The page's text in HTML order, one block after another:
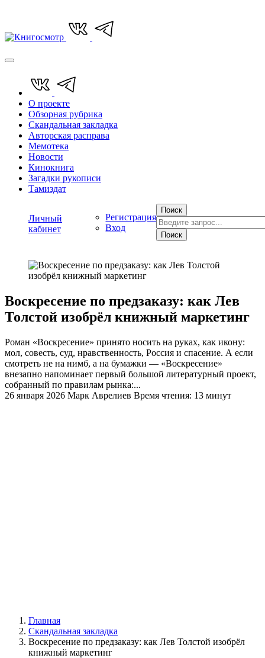
О проекте
Обзорная рубрика
Скандальная закладка
Авторская расправа
Мемотека
Новости
Кинокнига
Загадки рукописи
Тамиздат
Личный
кабинет
Регистрация
Вход
Поиск
Поиск
Воскресение по предзаказу: как Лев
Толстой изобрёл книжный маркетинг
Роман «Воскресение» принято носить на руках, как икону:
мол, совесть, суд, нравственность, Россия и спасение. А если
смотреть не на нимб, а на бумажки — «Воскресение»
внезапно напоминает первый большой литературный проект,
собранный по правилам рынка:...
26 января 2026 Марк Аврелиев Время чтения: 13 минут
Главная
Скандальная закладка
Воскресение по предзаказу: как Лев Толстой изобрёл
книжный маркетинг